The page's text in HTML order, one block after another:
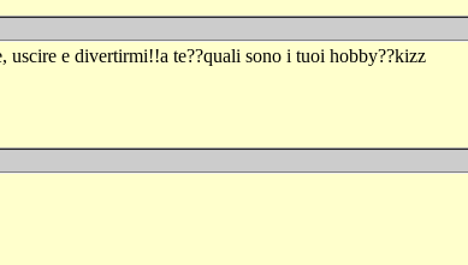
uscire e divertirmi!!a te??quali sono i tuoi hobby??kizz